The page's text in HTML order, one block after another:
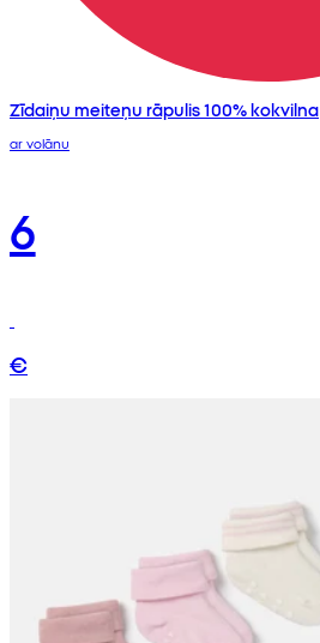
Zīdaiņu meiteņu rāpulis 100% kokvilna
ar volānu
6
€